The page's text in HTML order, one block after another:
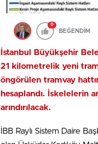
0
BEĞENDİM
İstanbul Büyükşehir
21 kilometrelik yeni
öngörülen tramvay
hesaplandı. İskelelerin
arındırılacak.
İBB Raylı Sistem Daire